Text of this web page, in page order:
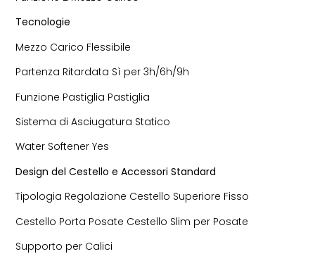
Tecnologie
Mezzo Carico Flessibile
Partenza Ritardata Sì per 3h/6h/9h
Funzione Pastiglia Pastiglia
Sistema di Asciugatura Statico
Water Softener Yes
Design del Cestello e Accessori Standard
Tipologia Regolazione Cestello Superiore Fisso
Cestello Porta Posate Cestello Slim per Posate
Supporto per Calici